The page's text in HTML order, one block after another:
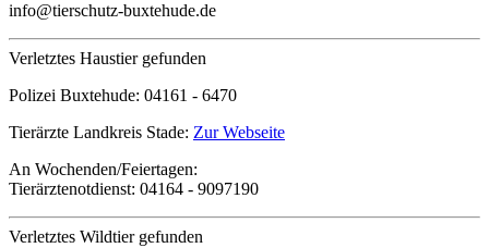
info@tierschutz-buxtehude.de
Verletztes Haustier gefunden
Polizei Buxtehude: 04161 - 6470
Tierärzte Landkreis Stade: Zur Webseite
An Wochenden/Feiertagen:
Tierärztenotdienst: 04164 - 9097190
Verletztes Wildtier gefunden